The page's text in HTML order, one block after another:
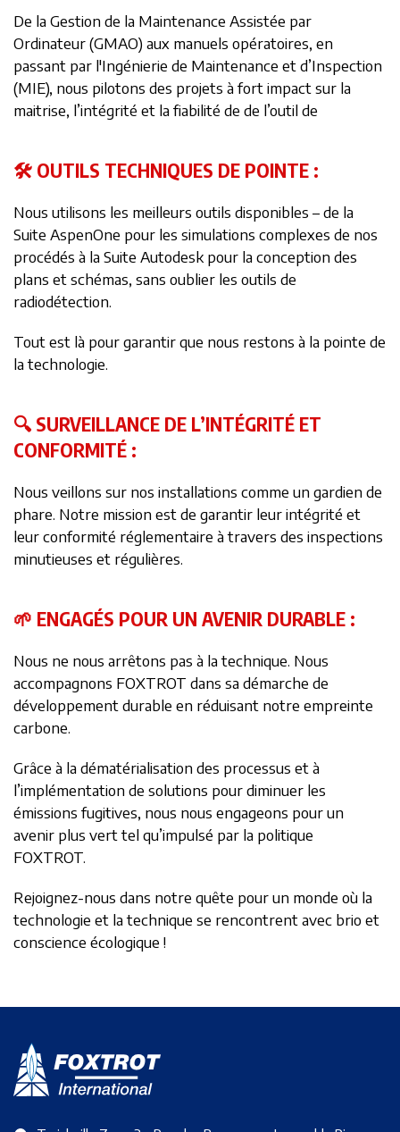
De la Gestion de la Maintenance Assistée par
Ordinateur (GMAO) aux manuels opératoires, en
passant par l'Ingénierie de Maintenance et d’Inspection
(MIE), nous pilotons des projets à fort impact sur la
maitrise, l’intégrité et la fiabilité de de l’outil de
🛠️ OUTILS TECHNIQUES DE POINTE :
Nous utilisons les meilleurs outils disponibles – de la
Suite AspenOne pour les simulations complexes de nos
procédés à la Suite Autodesk pour la conception des
plans et schémas, sans oublier les outils de
radiodétection.
Tout est là pour garantir que nous restons à la pointe de
la technologie.
🔍 SURVEILLANCE DE L’INTÉGRITÉ ET
CONFORMITÉ :
Nous veillons sur nos installations comme un gardien de
phare. Notre mission est de garantir leur intégrité et
leur conformité réglementaire à travers des inspections
minutieuses et régulières.
🌱 ENGAGÉS POUR UN AVENIR DURABLE :
Nous ne nous arrêtons pas à la technique. Nous
accompagnons FOXTROT dans sa démarche de
développement durable en réduisant notre empreinte
carbone.
Grâce à la dématérialisation des processus et à
l’implémentation de solutions pour diminuer les
émissions fugitives, nous nous engageons pour un
avenir plus vert tel qu’impulsé par la politique
FOXTROT.
Rejoignez-nous dans notre quête pour un monde où la
technologie et la technique se rencontrent avec brio et
conscience écologique !